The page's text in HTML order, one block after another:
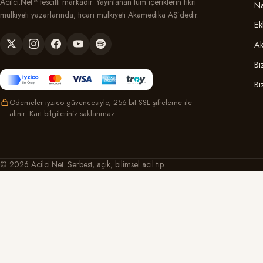
mülkiyeti yazarlarında, ticari mülkiyeti Akamedika AŞ’dedir.
Ödemeler iyzico güvencesiyle, 256-bit SSL şifreleme ile
alınır. Kart bilgileriniz saklanmaz.
© 2026 Acilci.Net. Serbest, açık, bilimsel acil tıp.